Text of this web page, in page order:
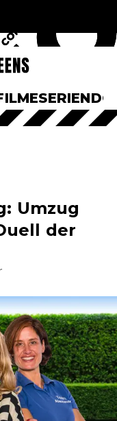
SERIEN
Umzug
der